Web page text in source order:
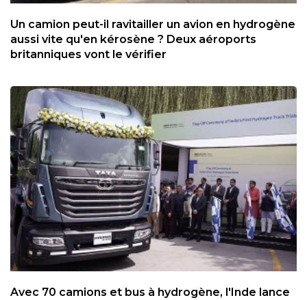
Un camion peut-il ravitailler un avion en hydrogène
aussi vite qu'en kérosène ? Deux aéroports
britanniques vont le vérifier
Avec 70 camions et bus à hydrogène, l'Inde lance